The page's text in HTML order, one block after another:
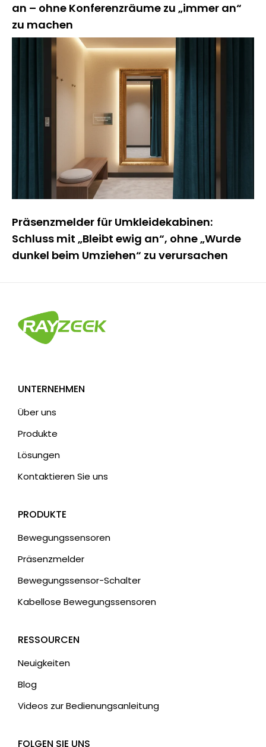
an – ohne Konferenzräume zu „immer an“
zu machen
Präsenzmelder für Umkleidekabinen:
Schluss mit „Bleibt ewig an“, ohne „Wurde
dunkel beim Umziehen“ zu verursachen
UNTERNEHMEN
Über uns
Produkte
Lösungen
Kontaktieren Sie uns
PRODUKTE
Bewegungssensoren
Präsenzmelder
Bewegungssensor-Schalter
Kabellose Bewegungssensoren
RESSOURCEN
Neuigkeiten
Blog
Videos zur Bedienungsanleitung
FOLGEN SIE UNS